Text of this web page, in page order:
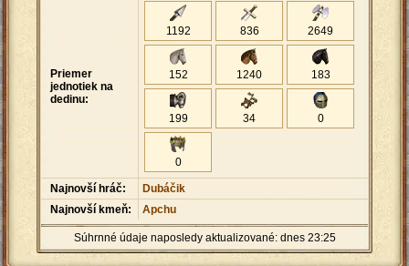
Priemer
jednotiek na
dedinu:
1192 836 2649
152 1240 183
199 34 0
0
Najnovší hráč:
Dubáčik
Najnovší kmeň:
Apchu
Súhrnné údaje naposledy aktualizované: dnes 23:25